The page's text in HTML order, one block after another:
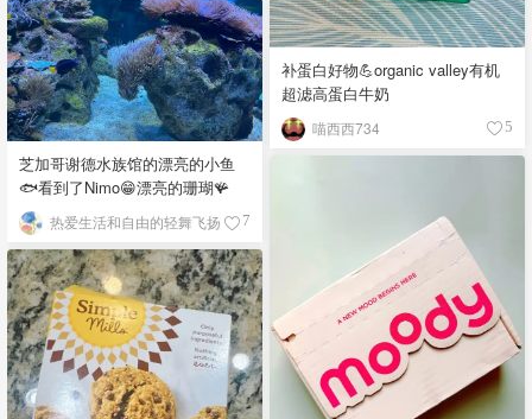
补蛋白好物💪organic valley有机
超滤高蛋白牛奶
喵西西734 5
芝加哥谢德水族馆的漂亮的小鱼
🐟看到了Nimo😁漂亮的珊瑚🪸
热爱生活和自由的轻舞飞扬 7